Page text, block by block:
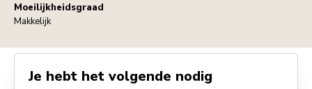
Moeilijkheidsgraad
Makkelijk
Je hebt het volgende nodig